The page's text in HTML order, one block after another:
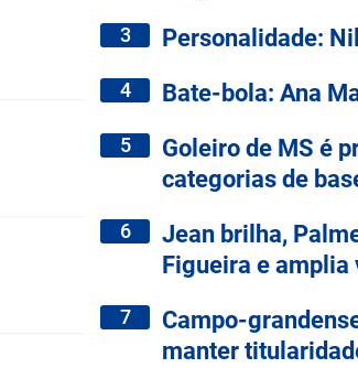
3 Personalidade:
4 Bate-bola: Ana
5
Goleiro de MS é
categorias de
6
Jean brilha,
Figueira e amplia
7
Campo-
manter